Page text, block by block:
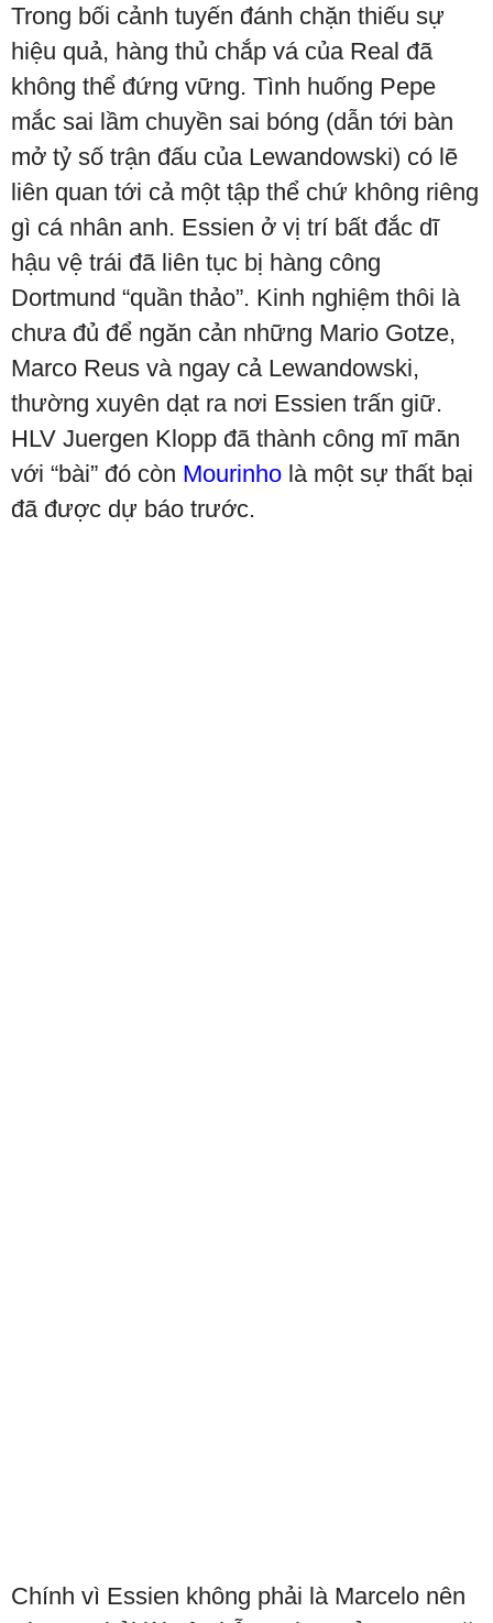
Trong bối cảnh tuyến đánh chặn thiếu sự
hiệu quả, hàng thủ chắp vá của Real đã
không thể đứng vững. Tình huống Pepe
mắc sai lầm chuyền sai bóng (dẫn tới bàn
mở tỷ số trận đấu của Lewandowski) có lẽ
liên quan tới cả một tập thể chứ không riêng
gì cá nhân anh. Essien ở vị trí bất đắc dĩ
hậu vệ trái đã liên tục bị hàng công
Dortmund “quần thảo”. Kinh nghiệm thôi là
chưa đủ để ngăn cản những Mario Gotze,
Marco Reus và ngay cả Lewandowski,
thường xuyên dạt ra nơi Essien trấn giữ.
HLV Juergen Klopp đã thành công mĩ mãn
với “bài” đó còn Mourinho là một sự thất bại
đã được dự báo trước.
Chính vì Essien không phải là Marcelo nên